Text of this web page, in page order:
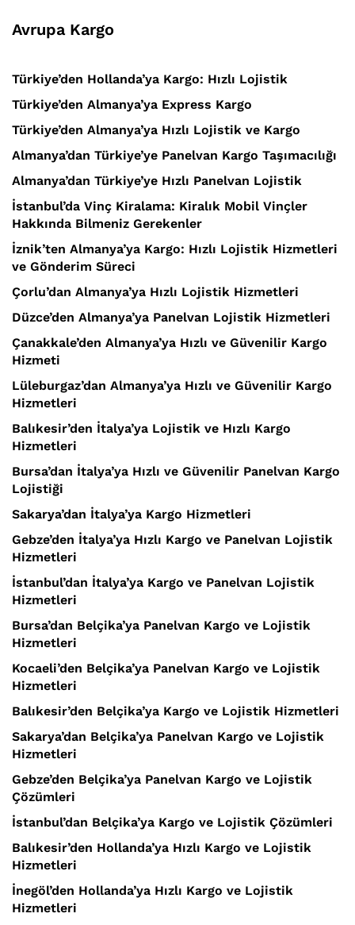
Avrupa Kargo
Türkiye’den Hollanda’ya Kargo: Hızlı Lojistik
Türkiye’den Almanya’ya Express Kargo
Türkiye’den Almanya’ya Hızlı Lojistik ve Kargo
Almanya’dan Türkiye’ye Panelvan Kargo Taşımacılığı
Almanya’dan Türkiye’ye Hızlı Panelvan Lojistik
İstanbul’da Vinç Kiralama: Kiralık Mobil Vinçler
Hakkında Bilmeniz Gerekenler
İznik’ten Almanya’ya Kargo: Hızlı Lojistik Hizmetleri
ve Gönderim Süreci
Çorlu’dan Almanya’ya Hızlı Lojistik Hizmetleri
Düzce’den Almanya’ya Panelvan Lojistik Hizmetleri
Çanakkale’den Almanya’ya Hızlı ve Güvenilir Kargo
Hizmeti
Lüleburgaz’dan Almanya’ya Hızlı ve Güvenilir Kargo
Hizmetleri
Balıkesir’den İtalya’ya Lojistik ve Hızlı Kargo
Hizmetleri
Bursa’dan İtalya’ya Hızlı ve Güvenilir Panelvan Kargo
Lojistiği
Sakarya’dan İtalya’ya Kargo Hizmetleri
Gebze’den İtalya’ya Hızlı Kargo ve Panelvan Lojistik
Hizmetleri
İstanbul’dan İtalya’ya Kargo ve Panelvan Lojistik
Hizmetleri
Bursa’dan Belçika’ya Panelvan Kargo ve Lojistik
Hizmetleri
Kocaeli’den Belçika’ya Panelvan Kargo ve Lojistik
Hizmetleri
Balıkesir’den Belçika’ya Kargo ve Lojistik Hizmetleri
Sakarya’dan Belçika’ya Panelvan Kargo ve Lojistik
Hizmetleri
Gebze’den Belçika’ya Panelvan Kargo ve Lojistik
Çözümleri
İstanbul’dan Belçika’ya Kargo ve Lojistik Çözümleri
Balıkesir’den Hollanda’ya Hızlı Kargo ve Lojistik
Hizmetleri
İnegöl’den Hollanda’ya Hızlı Kargo ve Lojistik
Hizmetleri